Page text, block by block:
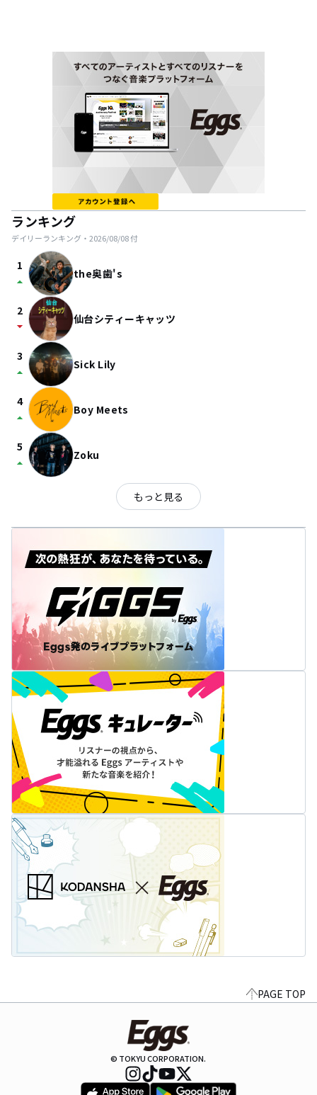
ランキング
デイリーランキング・ 2026/08/08付
1
arrow_drop_up the奥歯's
2
arrow_drop_down 仙台シティーキャッツ
3
arrow_drop_up Sick Lily
4
arrow_drop_up Boy Meets
5
arrow_drop_up Zoku
もっと見る
PAGE TOP
© TOKYU CORPORATION.